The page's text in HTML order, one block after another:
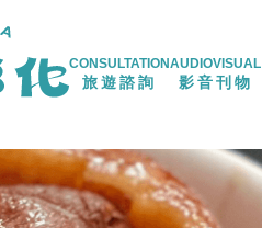
CONSULTATION
旅遊諮詢
AUDIOVISUAL
影音刊物